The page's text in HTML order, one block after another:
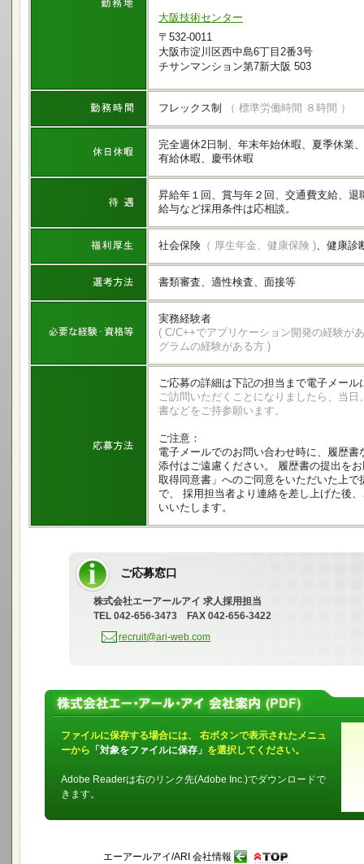
大阪技術センター
〒532-0011
大阪市淀川区西中島6丁目2番3号
チサンマンション第7新大阪 503
フレックス制 （ 標準労働時間 ８時間 ）
完全週休2日制、年末年始休暇、夏季休業、
有給休暇、慶弔休暇
昇給年１回、賞与年２回、交通費支給、退
給与など採用条件は応相談。
社会保険 （ 厚生年金、健康保険 )、健康診
書類審査、適性検査、面接等
実務経験者
( C/C++でアプリケーション開発の経験が
グラムの経験がある方 )
ご応募の詳細は下記の担当まで電子メー
ご訪問いただくことになりましたら、当
書などをご持参願います。
ご注意：
電子メールでのお問い合わせ時に、履歴
添付はご遠慮ください。 履歴書の提出を
取得同意書」へのご同意をいただいた上で
で、 採用担当者より連絡を差し上げた後
いいたします。
ご応募窓口
株式会社エーアールアイ 求人採用担当
TEL 042-656-3473 FAX 042-656-3422
recruit@ari-web.com
ファイルに保存する場合には、 右ボタンで表示されたメニュ
ーから 「対象をファイルに保存」 を選択してください。
Adobe Readerは右のリンク先(Adobe Inc.)でダウンロードで
きます。
エーアールアイ/ARI 会社情報